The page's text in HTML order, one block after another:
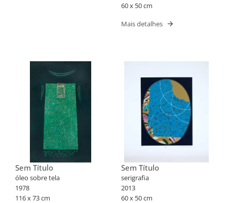
60 x 50 cm
Mais detalhes
Sem Título
óleo sobre tela
1978
116 x 73 cm
Sem Título
serigrafia
2013
60 x 50 cm